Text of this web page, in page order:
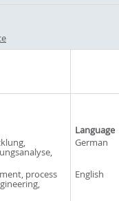
Language
German
process English